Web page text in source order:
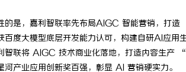
是，嘉利智联率先布局AIGC 智能营销，打
百度大模型底层开发能力认可，构建自研AI应
智联将 AIGC 技术商业化落地，打造内容生
河产业应用创新奖百强，彰显 AI 营销硬实力。